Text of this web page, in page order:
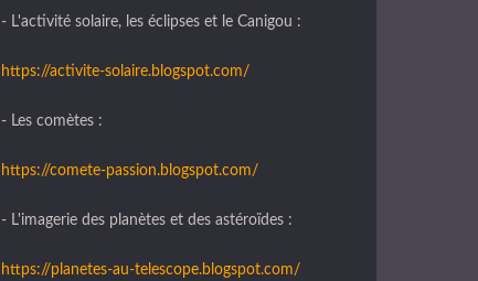
- L'activité solaire, les éclipses et le Canigou :
https://activite-solaire.blogspot.com/
- Les comètes :
https://comete-passion.blogspot.com/
- L'imagerie des planètes et des astéroïdes :
https://planetes-au-telescope.blogspot.com/